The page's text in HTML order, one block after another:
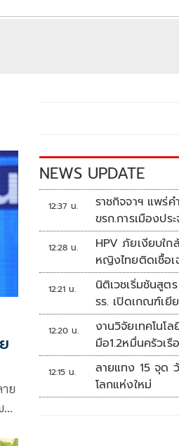
ย
บ
NEWS UPDATE
12:37 น.
ราชกิจจาฯ แพร่
ขรก.การเมืองปร
ยกฯ
12:28 น.
HPV ภัยเงียบใก
หญิงไทยติดเชื้อ
12:21 น.
นิติเวชเริ่มชันสูต
รร. เปิดเกณฑ์เยี
12:20 น.
งานวิจัยเทคโนโ
มือ1.2หมื่นครัวเ
เดือน
12:15 น.
ลายแทง 15 จุด
โลกแห่งใหม่